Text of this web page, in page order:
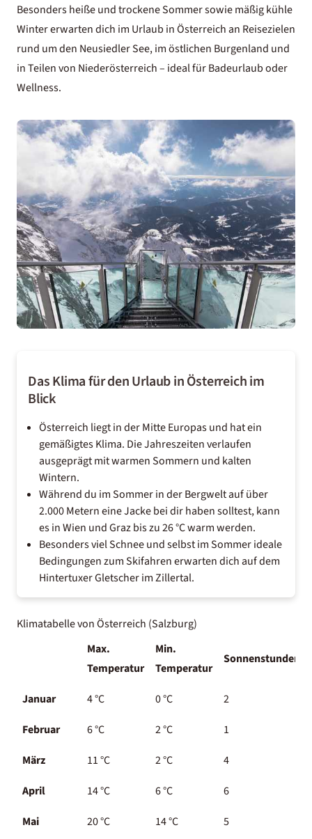
Besonders heiße und trockene Sommer sowie mäßig kühle
Winter erwarten dich im Urlaub in Österreich an Reisezielen
rund um den Neusiedler See, im östlichen Burgenland und
in Teilen von Niederösterreich – ideal für Badeurlaub oder
Wellness.
Das Klima für den Urlaub in Österreich im
Blick
Österreich liegt in der Mitte Europas und hat ein
gemäßigtes Klima. Die Jahreszeiten verlaufen
ausgeprägt mit warmen Sommern und kalten
Wintern.
Während du im Sommer in der Bergwelt auf über
2.000 Metern eine Jacke bei dir haben solltest, kann
es in Wien und Graz bis zu 26 °C warm werden.
Besonders viel Schnee und selbst im Sommer ideale
Bedingungen zum Skifahren erwarten dich auf dem
Hintertuxer Gletscher im Zillertal.
Klimatabelle von Österreich (Salzburg)
Max.
Temperatur
Min.
Temperatur
Sonnenstunden
Januar 4 °C 0 °C 2
Februar
6 °C 2 °C 1
März
11 °C 2 °C 4
April
14 °C 6 °C 6
Mai
20 °C 14 °C 5